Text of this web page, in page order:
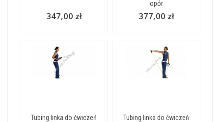
347,00 zł
opór
377,00 zł
Tubing linka do ćwiczeń
Tubing linka do ćwiczeń